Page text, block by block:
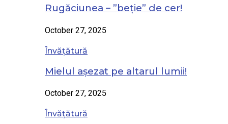
Rugăciunea – ”beție” de cer!
October 27, 2025
Învățătură
Mielul așezat pe altarul lumii!
October 27, 2025
Învățătură